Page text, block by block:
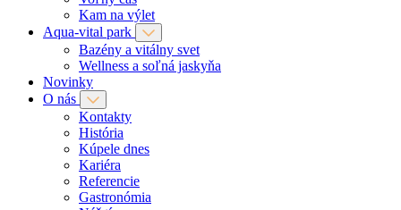
Kam na výlet
Aqua-vital park
Bazény a vitálny svet
Wellness a soľná jaskyňa
Novinky
O nás
Kontakty
História
Kúpele dnes
Kariéra
Referencie
Gastronómia